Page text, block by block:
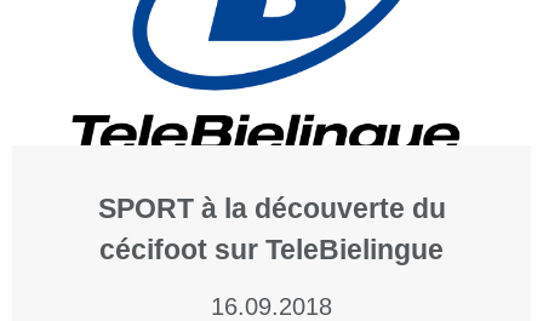
SPORT à la découverte du
cécifoot sur TeleBielingue
16.09.2018